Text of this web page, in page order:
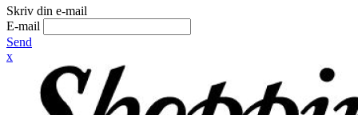
Skriv din e-mail
E-mail
Send
x